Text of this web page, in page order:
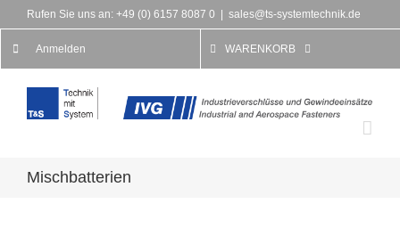
Rufen Sie uns an: +49 (0) 6157 8087 0 sales@ts-systemtechnik.de
Anmelden WARENKORB
Mischbatterien